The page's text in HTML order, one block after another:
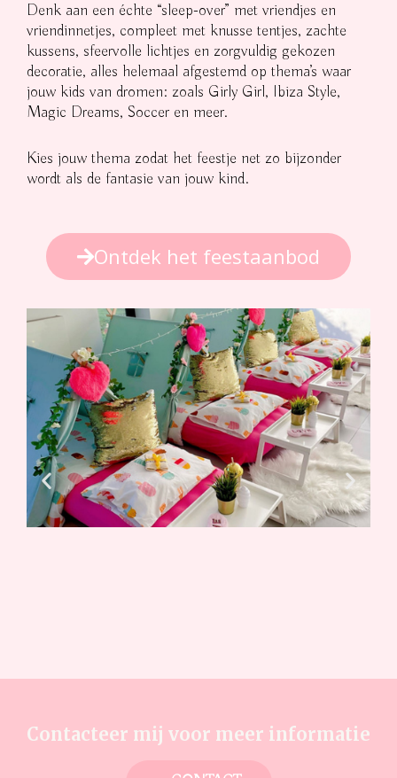
Denk aan een échte “sleep-over” met vriendjes en
vriendinnetjes, compleet met knusse tentjes, zachte
kussens, sfeervolle lichtjes en zorgvuldig gekozen
decoratie, alles helemaal afgestemd op thema’s waar
jouw kids van dromen: zoals Girly Girl, Ibiza Style,
Magic Dreams, Soccer en meer.
Kies jouw thema zodat het feestje net zo bijzonder
wordt als de fantasie van jouw kind.
Ontdek het feestaanbod
Contacteer mij voor meer informatie